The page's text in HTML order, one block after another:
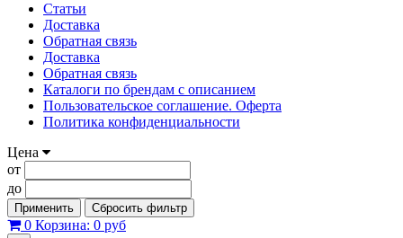
Статьи
Доставка
Обратная связь
Доставка
Обратная связь
Каталоги по брендам с описанием
Пользовательское соглашение. Оферта
Политика конфиденциальности
Цена
от
до
Применить Сбросить фильтр
0 Корзина: 0 руб